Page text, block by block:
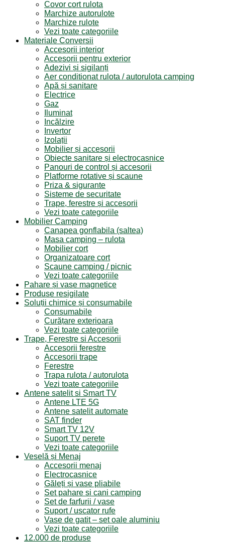
Covor cort rulota
Marchize autorulote
Marchize rulote
Vezi toate categoriile
Materiale Conversii
Accesorii interior
Accesorii pentru exterior
Adezivi și sigilanți
Aer conditionat rulota / autorulota camping
Apă și sanitare
Electrice
Gaz
Iluminat
Incălzire
Invertor
Izolații
Mobilier și accesorii
Obiecte sanitare și electrocasnice
Panouri de control și accesorii
Platforme rotative și scaune
Priza & sigurante
Sisteme de securitate
Trape, ferestre și accesorii
Vezi toate categoriile
Mobilier Camping
Canapea gonflabila (saltea)
Masa camping – rulota
Mobilier cort
Organizatoare cort
Scaune camping / picnic
Vezi toate categoriile
Pahare și vase magnetice
Produse resigilate
Soluții chimice și consumabile
Consumabile
Curățare exterioara
Vezi toate categoriile
Trape, Ferestre si Accesorii
Accesorii ferestre
Accesorii trape
Ferestre
Trapa rulota / autorulota
Vezi toate categoriile
Antene satelit si Smart TV
Antene LTE 5G
Antene satelit automate
SAT finder
Smart TV 12V
Suport TV perete
Vezi toate categoriile
Veselă și Menaj
Accesorii menaj
Electrocasnice
Găleți și vase pliabile
Set pahare si cani camping
Set de farfurii / vase
Suport / uscator rufe
Vase de gatit – set oale aluminiu
Vezi toate categoriile
12.000 de produse